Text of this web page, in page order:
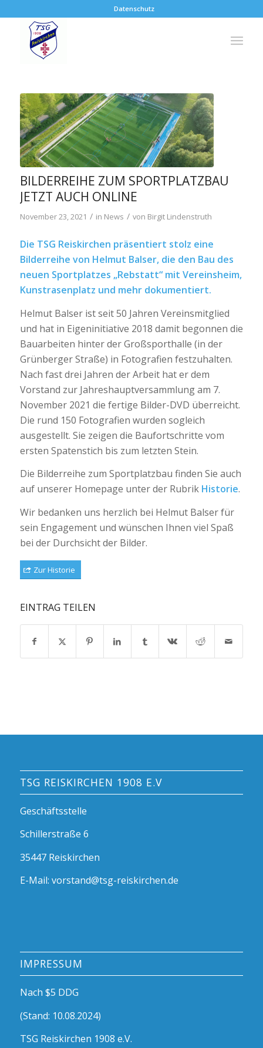
Datenschutz
BILDERREIHE ZUM SPORTPLATZBAU
JETZT AUCH ONLINE
November 23, 2021 / in News / von Birgit Lindenstruth
Die TSG Reiskirchen präsentiert stolz eine
Bilderreihe von Helmut Balser, die den Bau des
neuen Sportplatzes „Rebstatt“ mit Vereinsheim,
Kunstrasenplatz und mehr dokumentiert.
Helmut Balser ist seit 50 Jahren Vereinsmitglied
und hat in Eigeninitiative 2018 damit begonnen die
Bauarbeiten hinter der Großsporthalle (in der
Grünberger Straße) in Fotografien festzuhalten.
Nach fast drei Jahren der Arbeit hat er dem
Vorstand zur Jahreshauptversammlung am 7.
November 2021 die fertige Bilder-DVD überreicht.
Die rund 150 Fotografien wurden sogleich
ausgestellt. Sie zeigen die Baufortschritte vom
ersten Spatenstich bis zum letzten Stein.
Die Bilderreihe zum Sportplatzbau finden Sie auch
auf unserer Homepage unter der Rubrik Historie.
Wir bedanken uns herzlich bei Helmut Balser für
sein Engagement und wünschen Ihnen viel Spaß
bei der Durchsicht der Bilder.
Zur Historie
EINTRAG TEILEN
TSG REISKIRCHEN 1908 E.V
Geschäftsstelle
Schillerstraße 6
35447 Reiskirchen
E-Mail: vorstand@tsg-reiskirchen.de
IMPRESSUM
Nach $5 DDG
(Stand: 10.08.2024)
TSG Reiskirchen 1908 e.V.